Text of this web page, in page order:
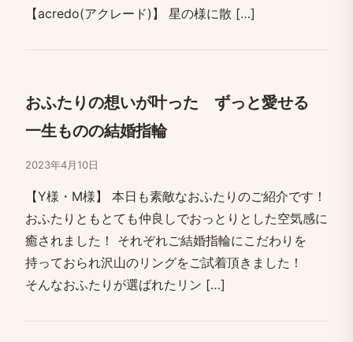
【acredo(アクレード)】 星の​様に​散 […​]
おふたりの​想いが​叶った​ ずっと​愛せる​
一生ものの​結婚​指輪
2023年4月10日
【Y様・M様】 本日も​素敵な​おふたりの​ご紹介です！​
おふたりとも​とても​仲良しで​おっとりと​した​空気感に​
癒されました！​ それぞれご結婚​指輪に​こだわりを​
持っておられ沢山の​リングを​ご試着​頂きました！​ ​
そんな​おふたりが​選ばれた​リン […​]